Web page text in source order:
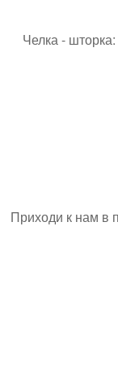
Челка -
Приходи к нам в